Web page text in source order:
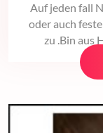
Auf jeden fall
oder auch
zu .Bin aus